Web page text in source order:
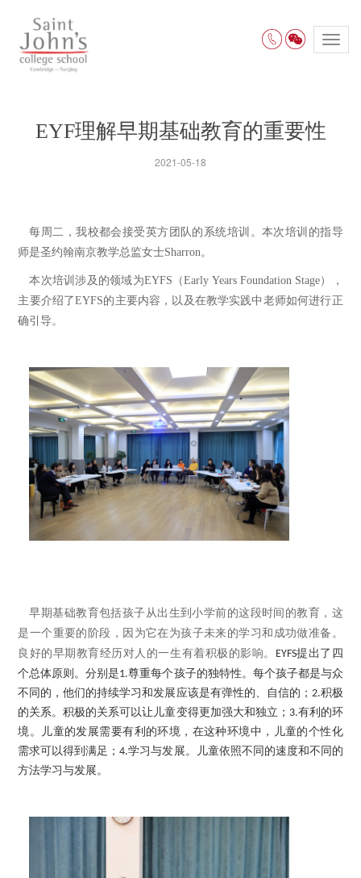
EYF理解早期基础教育的重要性
2021-05-18
每周二，我校都会接受英方团队的 系统培训。本次培训 的指导
师是圣约翰南京教学总监女士Sharron。
本次培训涉及的领域为EYFS （Early Years Foundation Stage），
主要介绍了EYFS的主要内容，以及在教学实践中老师如何进行正
确引导。
早期基础教育包括孩子从出生到小学前的这段时间的教育，这
是一个重要的阶段，因为它在为孩子未来的学习和成功做准备。
良好的早期教育经历对人的一生有着积极的影响。 EYFS提出了四
个总体原则。分别是1.尊重每个孩子的独特性。 每个孩子都是与众
不同的，他们的持续学习和发展应该是有弹性的、自信的； 2.积极
的关系。积极的关系可以让儿童变得更加强大和独立； 3.有利的环
境。儿童的发展需要有利的环境，在这种环境中，儿童的个性化
需求可以得到满足；4.学习与发展。儿童依照不同的速度和不同的
方法学习与发展。